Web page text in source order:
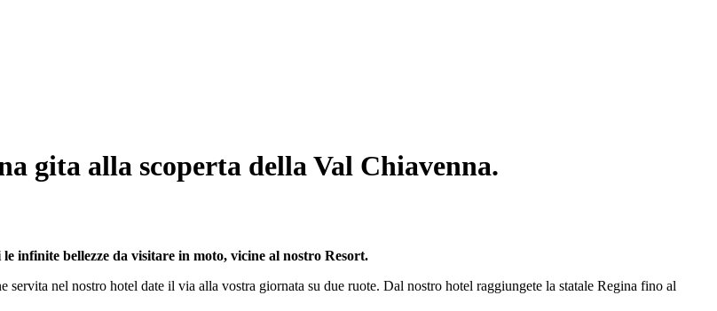
gita alla scoperta della Val Chiavenna.
infinite bellezze da visitare in moto, vicine al nostro Resort.
nel nostro hotel date il via alla vostra giornata su due ruote. Dal nostro hotel raggiungete la statale Regina fino al